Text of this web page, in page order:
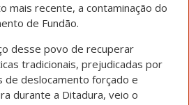
mais recente, a contaminação do
de Fundão.
desse povo de recuperar
tradicionais, prejudicadas por
de deslocamento forçado e
durante a Ditadura, veio o